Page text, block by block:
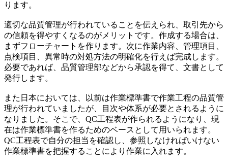
ります。
適切な品質管理が行われていることを伝えられ、取引先から
の信頼を得やすくなるのがメリットです。作成する場合は、
まずフローチャートを作ります。次に作業内容、管理項目、
点検項目、異常時の対処方法の明確化を行えば完成します。
必要であれば、品質管理部などから承認を得て、文書として
発行します。
また日本においては、以前は作業標準書で作業工程の品質管
理が行われていましたが、目次や体系が必要とされるように
なりました。そこで、QC工程表が作られるようになり、現
在は作業標準書を作るためのベースとして用いられます。
QC工程表で自分の担当を確認し、参照しなければいけない
作業標準書を把握することにより作業に入れます。